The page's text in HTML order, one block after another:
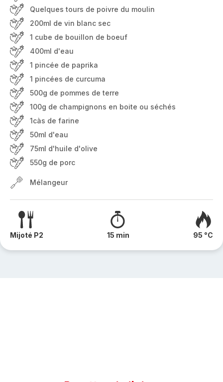
Quelques tours de poivre du moulin
200ml de vin blanc sec
1 cube de bouillon de boeuf
400ml d'eau
1 pincée de paprika
1 pincées de curcuma
500g de pommes de terre
100g de champignons en boite ou séchés
1càs de farine
50ml d'eau
75ml d'huile d'olive
550g de porc
Mélangeur
Mijoté P2 15 min 95 °C